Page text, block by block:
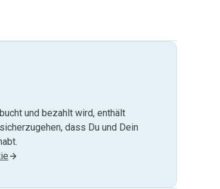
und bezahlt wird, enthält
dass Du und Dein